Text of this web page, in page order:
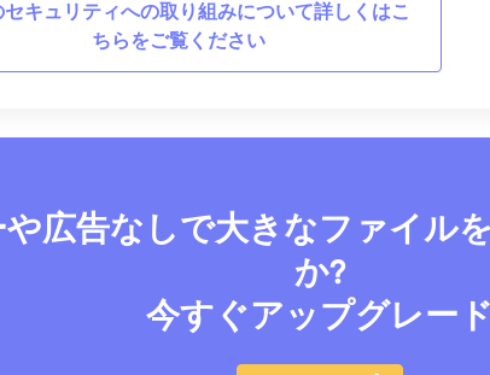
セキュリティへの取り組みについて詳しくはこ
ちらをご覧ください
広告なしで大きなファイル
か?
今すぐアップグレード